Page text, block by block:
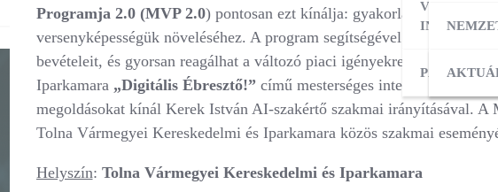
INDÍTÁSA
Programja 2.0 (MVP 2.0) pontosan ezt kínálja: gyakorlatorientált
versenyképességük növeléséhez. A program segítségével
bevételeit, és gyorsan reagálhat a változó piaci igényekre. Ebben nyújt
Iparkamara „Digitális Ébresztő!” című mesterséges intelligencia
megoldásokat kínál Kerek István AI-szakértő szakmai irányításával.
Tolna Vármegyei Kereskedelmi és Iparkamara közös szakmai
Helyszín: Tolna Vármegyei Kereskedelmi és Iparkamara